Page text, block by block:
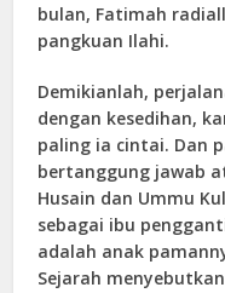
bulan, Fatimah
pangkuan Ilahi.
Demikianlah,
dengan kesedihan,
paling ia cintai. Dan
bertanggung jawab
Husain dan Ummu
sebagai ibu
adalah anak
Sejarah